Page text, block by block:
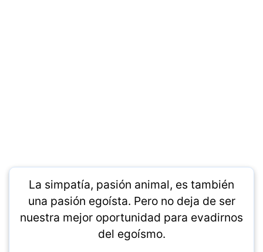
La simpatía, pasión animal, es también
una pasión egoísta. Pero no deja de ser
nuestra mejor oportunidad para evadirnos
del egoísmo.